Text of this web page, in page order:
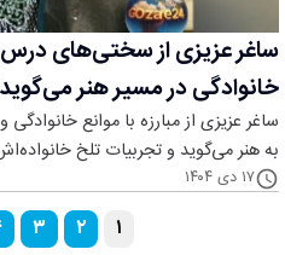
ساغر عزیزی از سختی‌های
خانوادگی در مسیر هنر
ساغر عزیزی از مبارزه با موانع
به هنر می‌گوید و تجربیات تلخ
۱۷ دی ۱۴۰۴
۱ ۲ ۳